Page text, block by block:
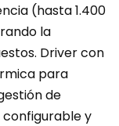
(hasta 1.400
la
Driver con
para
de
y